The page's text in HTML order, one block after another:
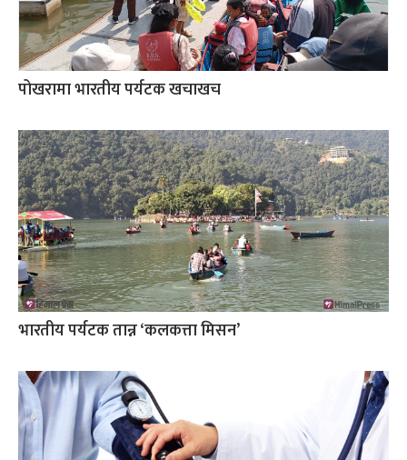
पोखरामा भारतीय पर्यटक खचाखच
भारतीय पर्यटक तान्न ‘कलकत्ता मिसन’